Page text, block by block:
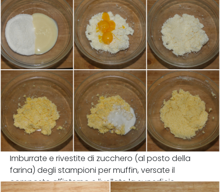
Imburrate e rivestite di zucchero (al posto della
farina) degli stampioni per muffin, versate il
composto all'interno e livellate la superficie.